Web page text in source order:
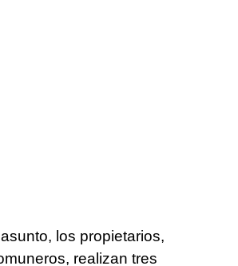
los propietarios,
realizan tres